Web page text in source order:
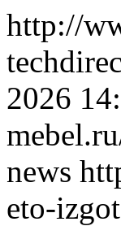
http://
2026
news
eto-